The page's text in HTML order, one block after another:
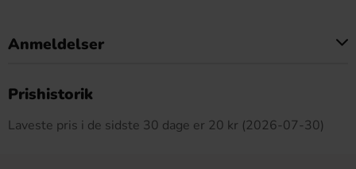
Anmeldelser
Prishistorik
Laveste pris i de sidste 30 dage er 20 kr (2026-07-30)